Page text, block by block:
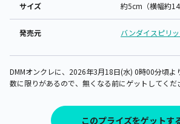
サイズ 約5cm（横幅約
発売元 バンダイスピリ
DMMオンクレに、2026年3月18日(水) 0時00分頃よ
数に限りがあるので、無くなる前にゲットしてくだ
このプライズをゲットす